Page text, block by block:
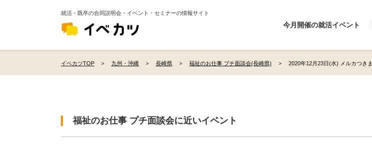
就活・既卒の合同説明会・イベント・セミナーの情報サイト
今月開催の就活イベント
イベカツTOP 九州・沖縄 長崎県 福祉のお仕事 プチ面談会(長崎県) 2020年12月23日(水) メルカつき
福祉のお仕事 プチ面談会に近いイベント